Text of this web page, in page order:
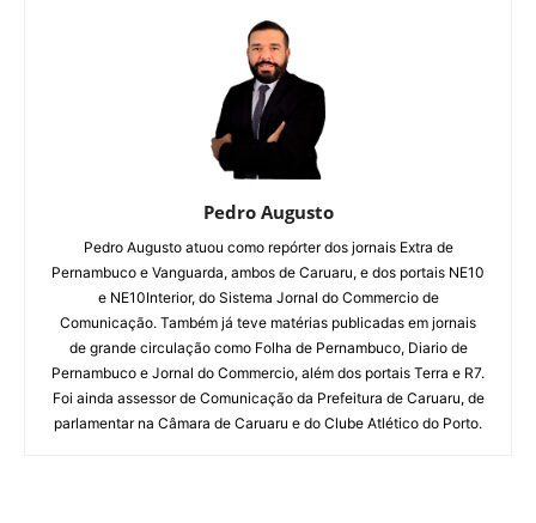
Pedro Augusto
Pedro Augusto atuou como repórter dos jornais Extra de
Pernambuco e Vanguarda, ambos de Caruaru, e dos portais NE10
e NE10Interior, do Sistema Jornal do Commercio de
Comunicação. Também já teve matérias publicadas em jornais
de grande circulação como Folha de Pernambuco, Diario de
Pernambuco e Jornal do Commercio, além dos portais Terra e R7.
Foi ainda assessor de Comunicação da Prefeitura de Caruaru, de
parlamentar na Câmara de Caruaru e do Clube Atlético do Porto.